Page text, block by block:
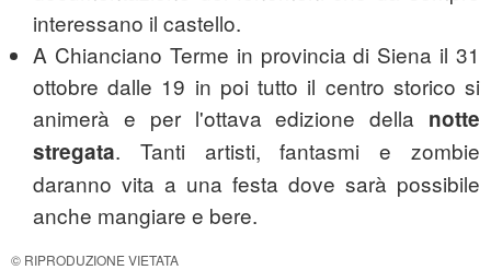
interessano il castello.
A Chianciano Terme in provincia di Siena il 31
ottobre dalle 19 in poi tutto il centro storico si
animerà e per l'ottava edizione della notte
stregata. Tanti artisti, fantasmi e zombie
daranno vita a una festa dove sarà possibile
anche mangiare e bere.
© RIPRODUZIONE VIETATA